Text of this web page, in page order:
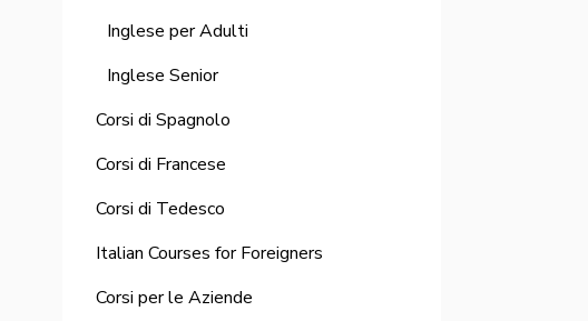
Inglese per Adulti
Inglese Senior
Corsi di Spagnolo
Corsi di Francese
Corsi di Tedesco
Italian Courses for Foreigners
Corsi per le Aziende